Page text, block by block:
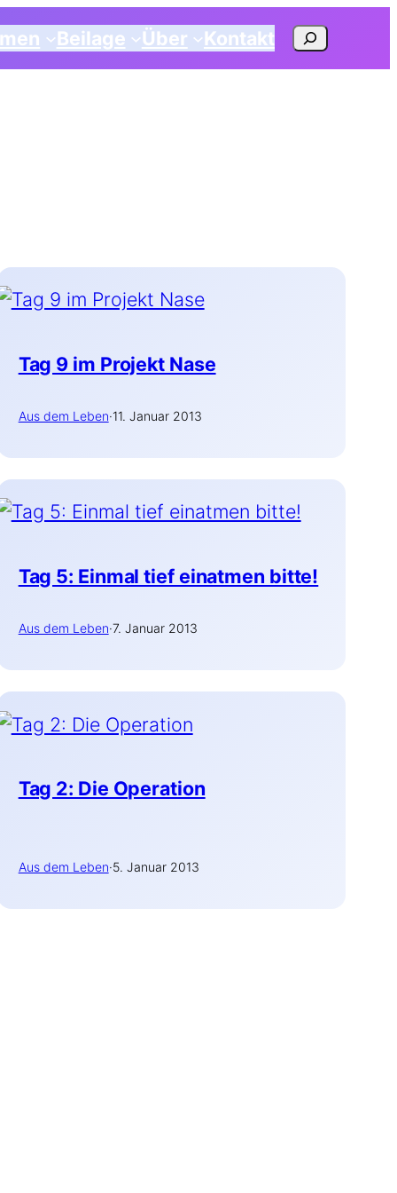
Beilage Über Kontakt Suchen
Tag 9 im Projekt Nase
Aus dem Leben·11. Januar 2013
Tag 5: Einmal tief einatmen bitte!
Aus dem Leben·7. Januar 2013
Tag 2: Die Operation
Aus dem Leben·5. Januar 2013